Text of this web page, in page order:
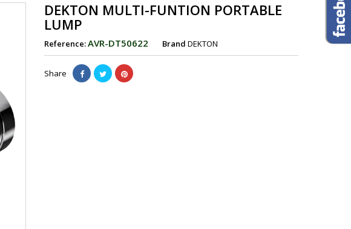
DEKTON MULTI-FUNTION PORTABLE
LUMP
Reference:AVR-DT50622 Brand DEKTON
Share